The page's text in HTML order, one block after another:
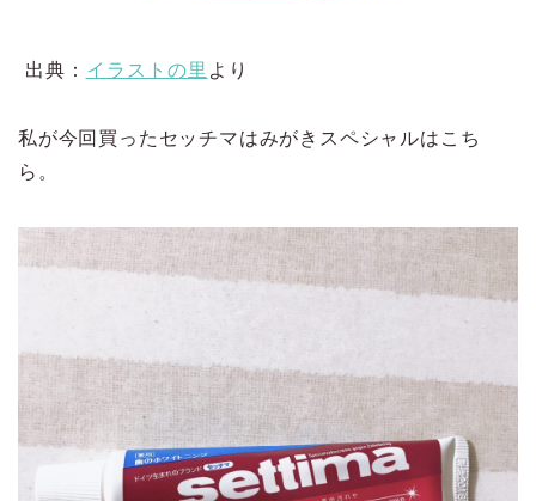
出典： イラストの里 より
私が今回買ったセッチマはみがきスペシャルはこち
ら。